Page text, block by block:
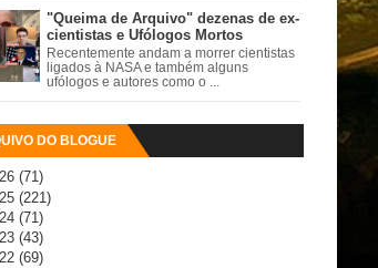
"Queima de Arquivo" dezenas de ex-
cientistas e Ufólogos Mortos
Recentemente andam a morrer cientistas
ligados à NASA e também alguns
ufólogos e autores como o ...
DO BLOGUE
(71)
(221)
(71)
(43)
(69)